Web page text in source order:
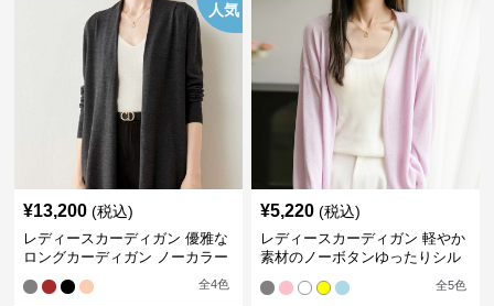
人気
¥13,200 (税込)
レディースカーディガン 優雅な
ロングカーディガン ノーカラー
全4色
¥5,220 (税込)
レディースカーディガン 軽やか
素材のノーボタンゆったりシル
全5色